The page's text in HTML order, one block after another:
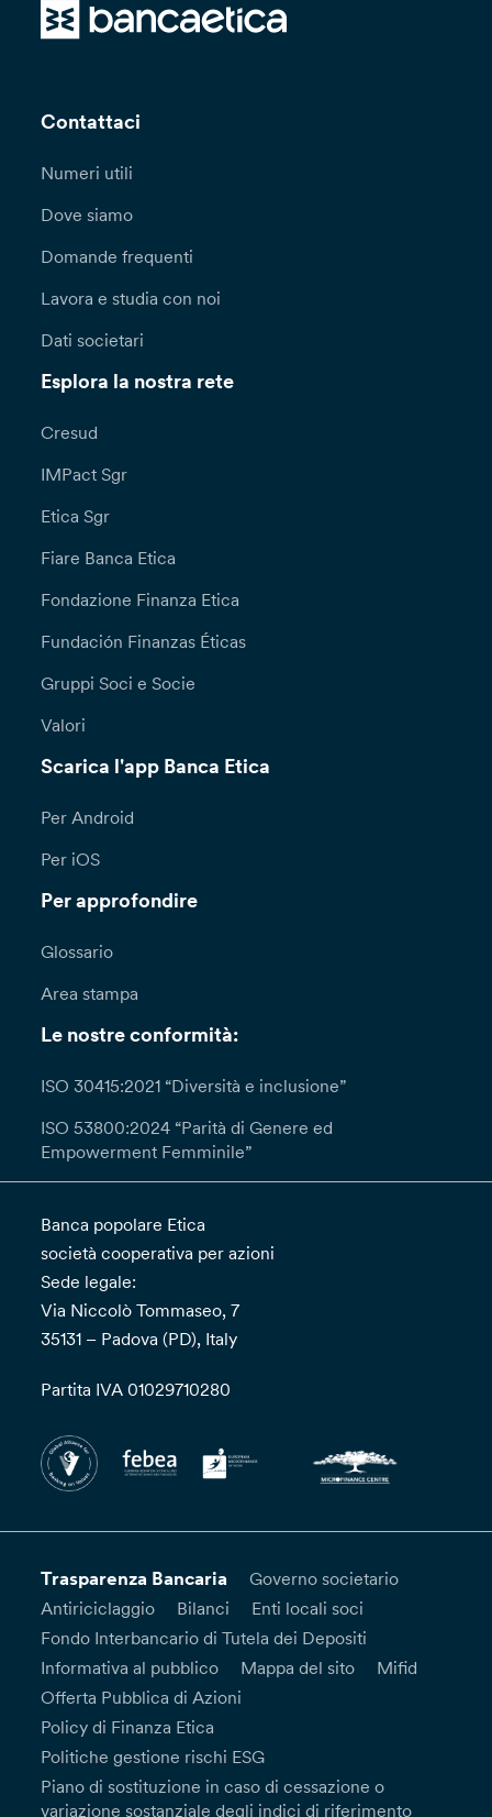
Contattaci
Numeri utili
Dove siamo
Domande frequenti
Lavora e studia con noi
Dati societari
Esplora la nostra rete
Cresud
IMPact Sgr
Etica Sgr
Fiare Banca Etica
Fondazione Finanza Etica
Fundación Finanzas Éticas
Gruppi Soci e Socie
Valori
Scarica l'app Banca Etica
Per Android
Per iOS
Per approfondire
Glossario
Area stampa
Le nostre conformità:
ISO 30415:2021 “Diversità e inclusione”
ISO 53800:2024 “Parità di Genere ed
Empowerment Femminile”
Banca popolare Etica
società cooperativa per azioni
Sede legale:
Via Niccolò Tommaseo, 7
35131 – Padova (PD), Italy
Partita IVA 01029710280
Trasparenza Bancaria
Governo societario
Antiriciclaggio
Bilanci
Enti locali soci
Fondo Interbancario di Tutela dei Depositi
Informativa al pubblico
Mappa del sito
Mifid
Offerta Pubblica di Azioni
Policy di Finanza Etica
Politiche gestione rischi ESG
Piano di sostituzione in caso di cessazione o
variazione sostanziale degli indici di riferimento